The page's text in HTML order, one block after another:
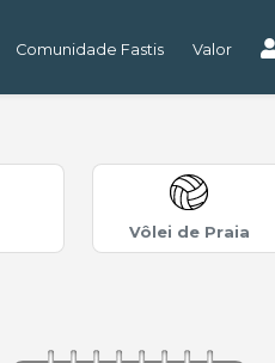
Comunidade Fastis Valor
Vôlei de Praia